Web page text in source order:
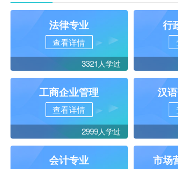
法律专业
查看详情
3321人学过
行
工商企业管理
查看详情
2999人学过
汉
会计专业 市场